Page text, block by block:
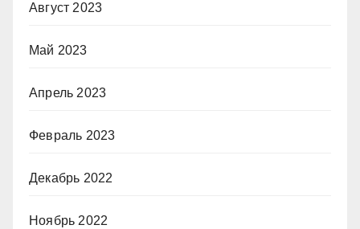
Август 2023
Май 2023
Апрель 2023
Февраль 2023
Декабрь 2022
Ноябрь 2022